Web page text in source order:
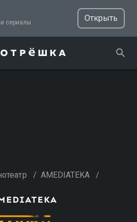
ТВ, фильмы и сериалы
Открыть
/ AMEDIATEKA /